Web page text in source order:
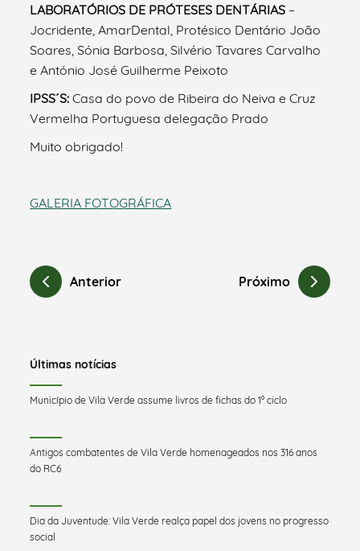
LABORATÓRIOS DE PRÓTESES DENTÁRIAS –
Jocridente, AmarDental, Protésico Dentário João
Soares, Sónia Barbosa, Silvério Tavares Carvalho
e António José Guilherme Peixoto
IPSS´S: Casa do povo de Ribeira do Neiva e Cruz
Vermelha Portuguesa delegação Prado
Muito obrigado!
GALERIA FOTOGRÁFICA
Anterior Próximo
Últimas notícias
Município de Vila Verde assume livros de fichas do 1º ciclo
Antigos combatentes de Vila Verde homenageados nos 316 anos
do RC6
Dia da Juventude: Vila Verde realça papel dos jovens no progresso
social